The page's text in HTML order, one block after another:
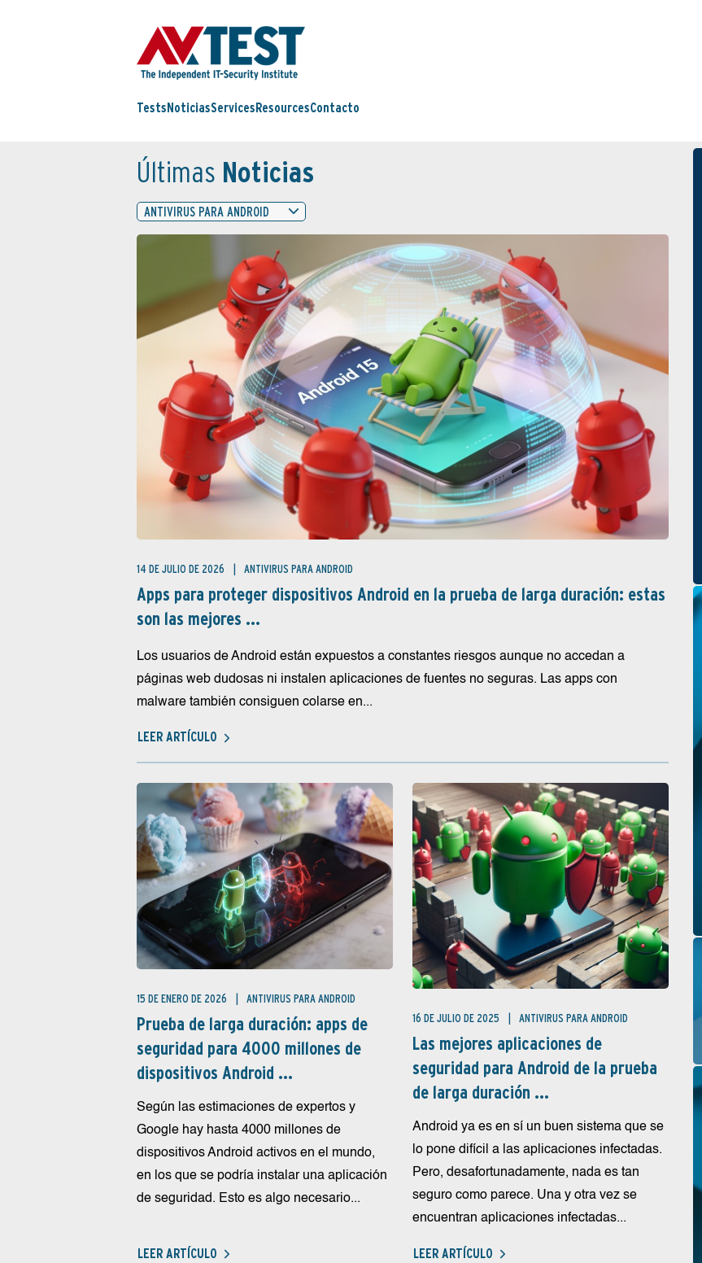
Tests NoticiasServices ResourcesContacto
Últimas Noticias
ANTIVIRUS PARA ANDROID
14 DE JULIO DE 2026 ANTIVIRUS PARA ANDROID
Apps para proteger dispositivos Android en la prueba de larga duración: estas
son las mejores ...
Los usuarios de Android están expuestos a constantes riesgos aunque no accedan a
páginas web dudosas ni instalen aplicaciones de fuentes no seguras. Las apps con
malware también consiguen colarse en...
LEER ARTÍCULO
15 DE ENERO DE 2026 ANTIVIRUS PARA ANDROID
Prueba de larga duración: apps de
seguridad para 4000 millones de
dispositivos Android ...
Según las estimaciones de expertos y
Google hay hasta 4000 millones de
dispositivos Android activos en el mundo,
en los que se podría instalar una aplicación
de seguridad. Esto es algo necesario...
LEER ARTÍCULO
16 DE JULIO DE 2025 ANTIVIRUS PARA ANDROID
Las mejores aplicaciones de
seguridad para Android de la prueba
de larga duración ...
Android ya es en sí un buen sistema que se
lo pone difícil a las aplicaciones infectadas.
Pero, desafortunadamente, nada es tan
seguro como parece. Una y otra vez se
encuentran aplicaciones infectadas...
LEER ARTÍCULO